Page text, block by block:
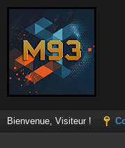
Bienvenue, Visiteur !